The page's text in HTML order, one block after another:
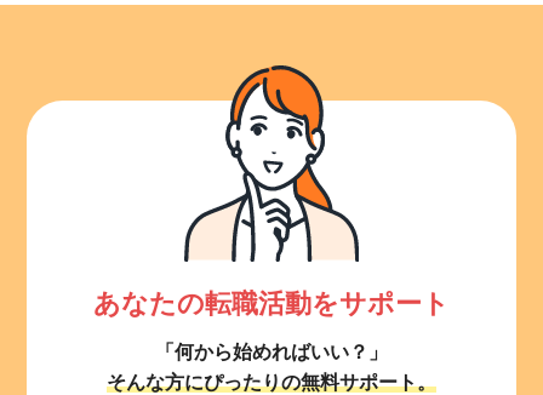
あなたの転職活動をサポート
「何から始めればいい？」
そんな方にぴったりの無料サポート。